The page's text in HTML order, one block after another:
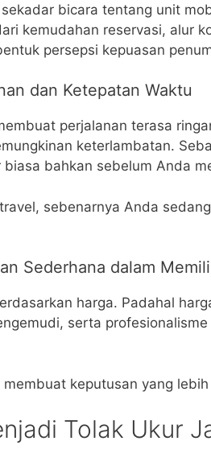
bicara tentang unit
kemudahan reservasi, alur
persepsi kepuasan
dan Ketepatan Waktu
perjalanan terasa
keterlambatan.
bahkan sebelum Anda
sebenarnya Anda
Sederhana dalam
harga. Padahal
serta
keputusan yang
Tolak Ukur